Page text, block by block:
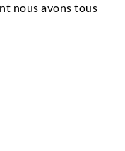
nous avons tous